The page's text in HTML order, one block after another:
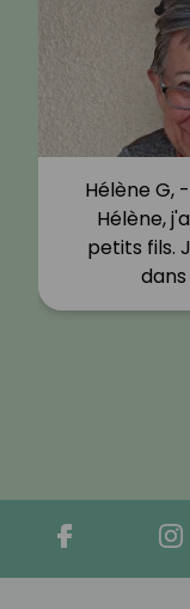
Caroline
mange
grignotage